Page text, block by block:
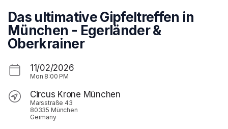
Das ultimative Gipfeltreffen in
München - Egerländer &
Oberkrainer
11/02/2026
Mon 8:00 PM
Circus Krone München
Marsstraße 43
80335 München
Germany